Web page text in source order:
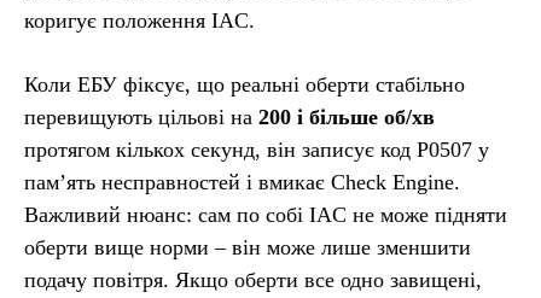
коригує положення IAC.
Коли ЕБУ фіксує, що реальні оберти стабільно
перевищують цільові на 200 і більше об/хв
протягом кількох секунд, він записує код P0507 у
пам’ять несправностей і вмикає Check Engine.
Важливий нюанс: сам по собі IAC не може підняти
оберти вище норми – він може лише зменшити
подачу повітря. Якщо оберти все одно завищені,